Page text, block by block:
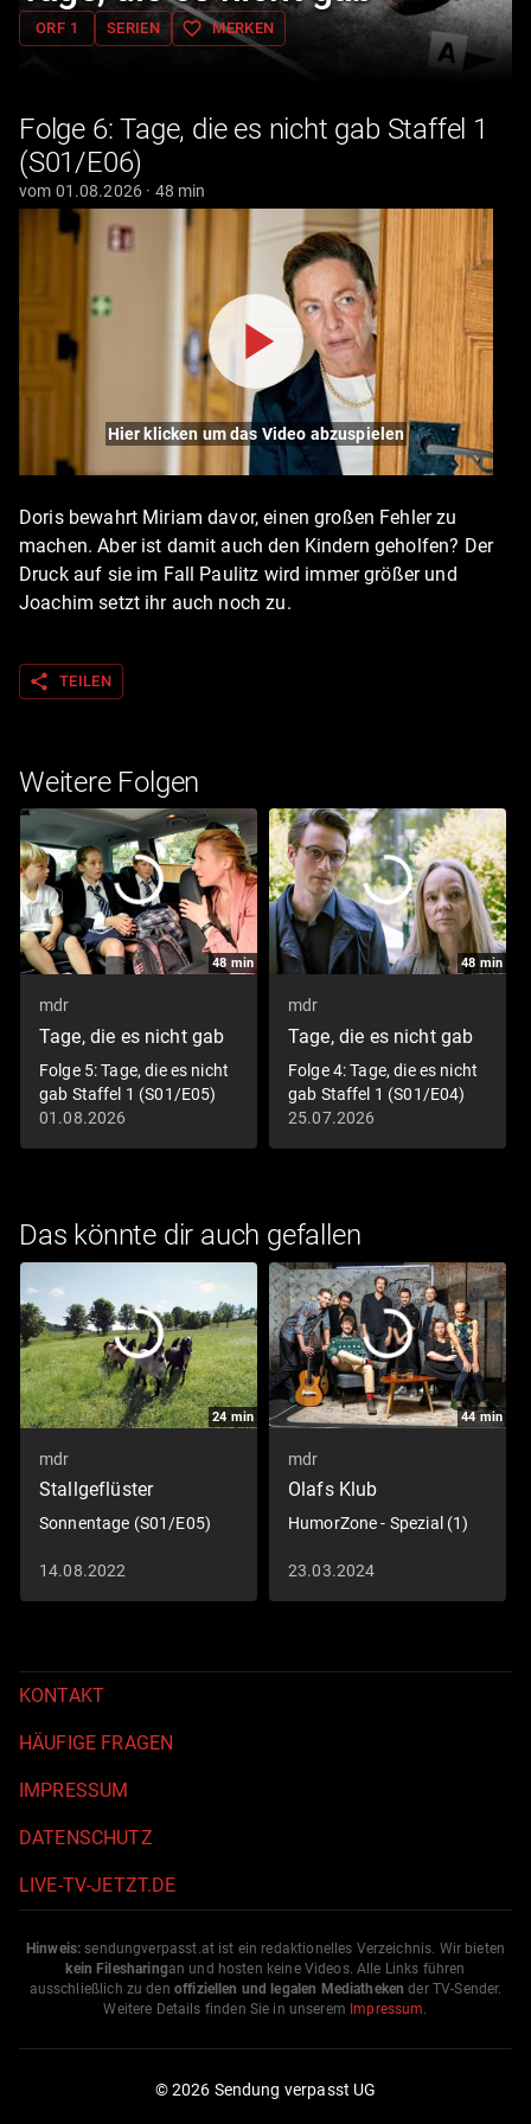
ORF 1 SERIEN favorite_border MERKEN
Folge 6: Tage, die es nicht gab Staffel 1
(S01/E06)
vom 01.08.2026 · 48 min
Hier klicken um das Video abzuspielen
Doris bewahrt Miriam davor, einen großen Fehler zu
machen. Aber ist damit auch den Kindern geholfen? Der
Druck auf sie im Fall Paulitz wird immer größer und
Joachim setzt ihr auch noch zu.
share TEILEN
Weitere Folgen
48 min
mdr
Tage, die es nicht gab
Folge 5: Tage, die es nicht
gab Staffel 1 (S01/E05)
01.08.2026
48 min
mdr
Tage, die es nicht gab
Folge 4: Tage, die es nicht
gab Staffel 1 (S01/E04)
25.07.2026
Das könnte dir auch gefallen
24min
mdr
Stallgeflüster
Sonnentage (S01/E05)
14.08.2022
44min
mdr
Olafs Klub
HumorZone - Spezial (1)
23.03.2024
KONTAKT
HÄUFIGE FRAGEN
IMPRESSUM
DATENSCHUTZ
LIVE-TV-JETZT.DE
Hinweis: sendungverpasst.at ist ein redaktionelles Verzeichnis. Wir bieten
kein Filesharingan und hosten keine Videos. Alle Links führen
ausschließlich zu den offiziellen und legalen Mediatheken der TV-Sender.
Weitere Details finden Sie in unserem Impressum.
© 2026 Sendung verpasst UG